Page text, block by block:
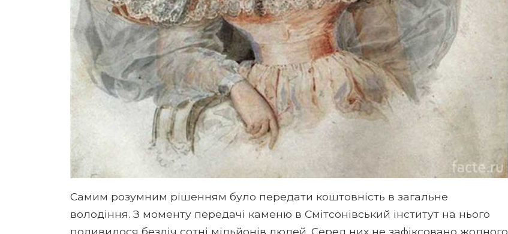
Самим розумним рішенням було передати коштовність в загальне
володіння. З моменту передачі каменю в Смітсонівський інститут на нього